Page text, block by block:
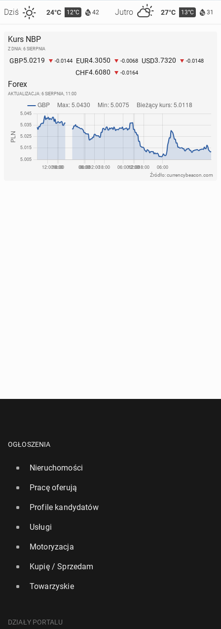
Dziś 24°C 12°C 42 Jutro 27°C 13°C 31
Kurs NBP
Z DNIA: 6 SIERPNIA
GBP5.0219 -0.0144 EUR4.3050 -0.0068 USD3.7320 -0.0148
CHF4.6080 -0.0164
Forex
AKTUALIZACJA: 6 SIERPNIA, 11:00
Źródło: currencybeacon.com
OGŁOSZENIA
Nieruchomości
Pracę oferują
Profile kandydatów
Usługi
Motoryzacja
Kupię / Sprzedam
Towarzyskie
DZIAŁY PORTALU